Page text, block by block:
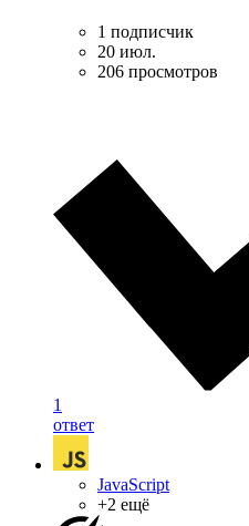
1 подписчик
20 июл.
206 просмотров
1
ответ
JavaScript
+2 ещё